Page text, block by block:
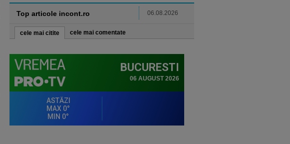
Top articole incont.ro 06.08.2026
cele mai citite cele mai comentate